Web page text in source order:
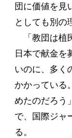
団に価値を見
としても別の
「教団は植
日本で献金を
いのに、多く
かかっている
めたのだろう
で、国際ジャ
る。